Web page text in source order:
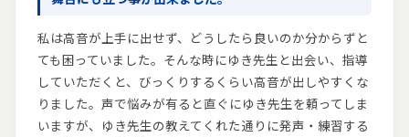
私は高音が上手に出せず、どうしたら良いのか分からずと
ても困っていました。そんな時にゆき先生と出会い、指導
していただくと、びっくりするくらい高音が出しやすくな
りました。声で悩みが有ると直ぐにゆき先生を頼ってしま
いますが、ゆき先生の教えてくれた通りに発声・練習する